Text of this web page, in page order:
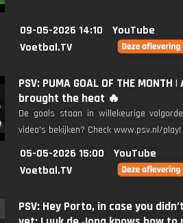
09-05-2026 14:10
YouTube
Voetbal.TV
PSV: PUMA GOAL OF THE MONTH
brought the heat 🔥
De goals staan in willekeurige
video's bekijken? Check www.psv.nl/
05-05-2026 15:00
YouTube
Voetbal.TV
PSV: Hey Porto, in case you